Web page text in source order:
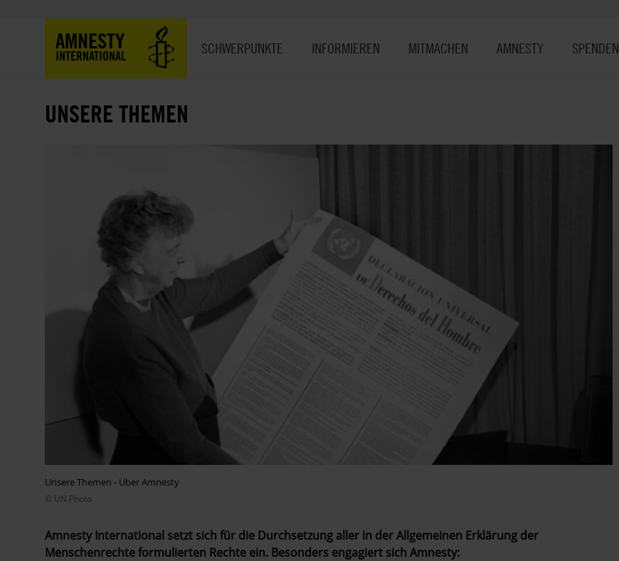
AMNESTY
INTERNATIONAL SCHWERPUNKTE INFORMIEREN MITMACHEN AMNESTY SPENDEN
UNSERE THEMEN
Unsere Themen - Über Amnesty
© UN Photo
Amnesty International setzt sich für die Durchsetzung aller in der Allgemeinen Erklärung der
Menschenrechte formulierten Rechte ein. Besonders engagiert sich Amnesty: